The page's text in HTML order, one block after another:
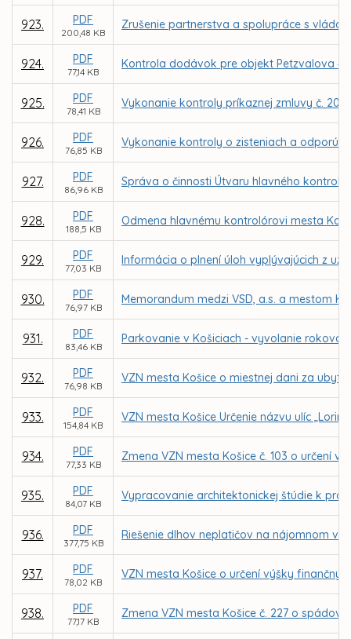
923. PDF
200,48 KB
Zrušenie partnerstva a spolupráce s
924. PDF
77,14 KB
Kontrola dodávok pre objekt Petzvalova 4
925. PDF
78,41 KB
Vykonanie kontroly príkaznej zmluvy č.
926. PDF
76,85 KB
Vykonanie kontroly o zisteniach a
927. PDF
86,96 KB
Správa o činnosti Útvaru hlavného
928. PDF
188,5 KB
Odmena hlavnému kontrolórovi mesta
929. PDF
77,03 KB
Informácia o plnení úloh vyplývajúcich z
930. PDF
76,97 KB
Memorandum medzi VSD, a.s. a mestom
931. PDF
83,46 KB
Parkovanie v Košiciach - vyvolanie
932. PDF
76,98 KB
VZN mesta Košice o miestnej dani za
933. PDF
154,84 KB
VZN mesta Košice Určenie názvu ulíc
934. PDF
77,33 KB
Zmena VZN mesta Košice č. 103 o určení
935. PDF
84,07 KB
Vypracovanie architektonickej štúdie k
936. PDF
377,75 KB
Riešenie dlhov neplatičov na nájomnom v
937. PDF
78,02 KB
VZN mesta Košice o určení výšky
938. PDF
77,17 KB
Zmena VZN mesta Košice č. 227 o